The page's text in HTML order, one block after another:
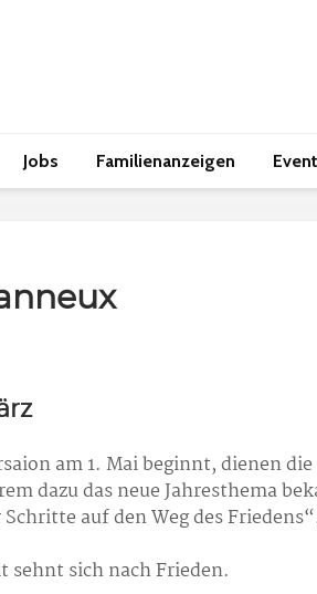
Jobs Familienanzeigen
am 1. Mai beginnt, dienen die
dazu das neue Jahresthema
auf den Weg des
sehnt sich nach Frieden.